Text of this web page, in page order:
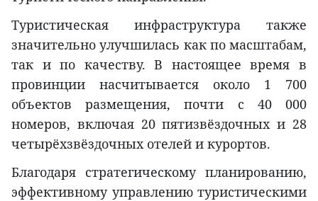
Туристическая инфраструктура также
значительно улучшилась как по масштабам,
так и по качеству. В настоящее время в
провинции насчитывается около 1 700
объектов размещения, почти с 40 000
номеров, включая 20 пятизвёздочных и 28
четырёхзвёздочных отелей и курортов.
Благодаря стратегическому планированию,
эффективному управлению туристическими